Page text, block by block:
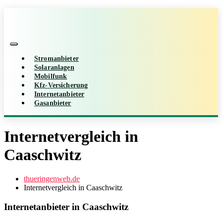
Stromanbieter
Solaranlagen
Mobilfunk
Kfz-Versicherung
Internetanbieter
Gasanbieter
Internetvergleich in
Caaschwitz
thueringenweb.de
Internetvergleich in Caaschwitz
Internetanbieter in Caaschwitz